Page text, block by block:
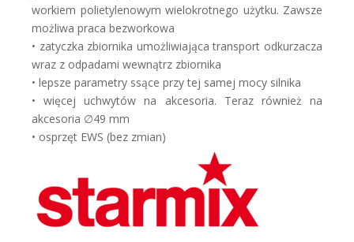
workiem polietylenowym wielokrotnego użytku. Zawsze
możliwa praca bezworkowa
• zatyczka zbiornika umożliwiająca transport odkurzacza
wraz z odpadami wewnątrz zbiornika
• lepsze parametry ssące przy tej samej mocy silnika
• więcej uchwytów na akcesoria. Teraz również na
akcesoria ∅49 mm
• osprzęt EWS (bez zmian)